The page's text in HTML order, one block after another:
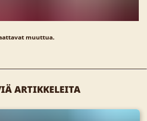
muuttua.
ARTIKKELEITA